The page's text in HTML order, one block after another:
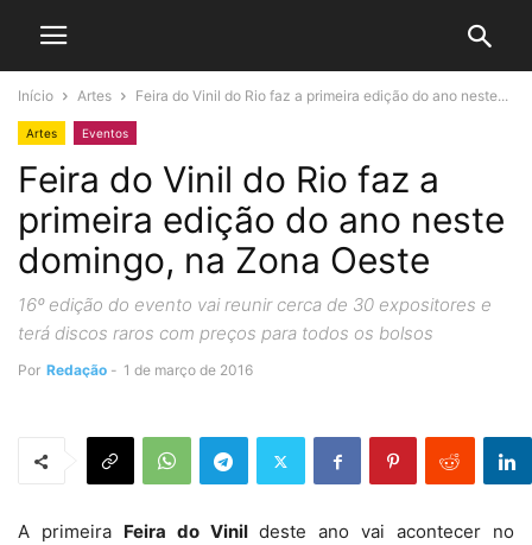
Início Artes Feira do Vinil do Rio faz a primeira edição do ano neste...
Artes Eventos
Feira do Vinil do Rio faz a
primeira edição do ano neste
domingo, na Zona Oeste
16º edição do evento vai reunir cerca de 30 expositores e
terá discos raros com preços para todos os bolsos
Por Redação - 1 de março de 2016
A primeira Feira do Vinildeste ano vai acontecer no